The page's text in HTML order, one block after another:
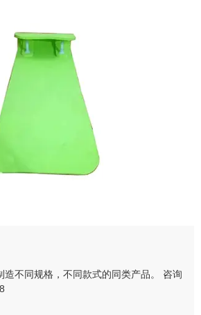
造不同规格，不同款式的同类产品。 咨询